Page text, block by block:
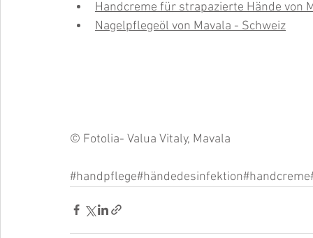
Handcreme für strapazierte Hände von
Nagelpflegeöl von Mavala - Schweiz
© Fotolia- Valua Vitaly, Mavala
#handpflege